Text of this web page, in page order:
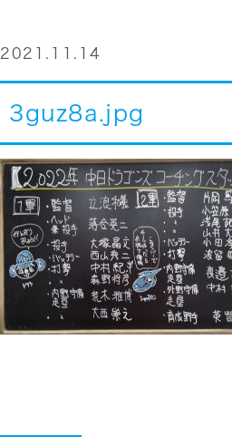
2021.11.14
3guz8a.jpg